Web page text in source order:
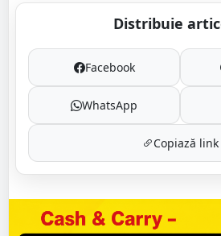
Distribuie
Facebook
WhatsApp
Copiază link